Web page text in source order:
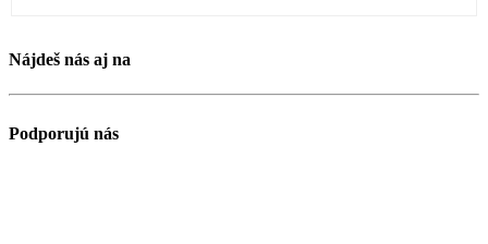
Nájdeš nás aj na
Podporujú nás